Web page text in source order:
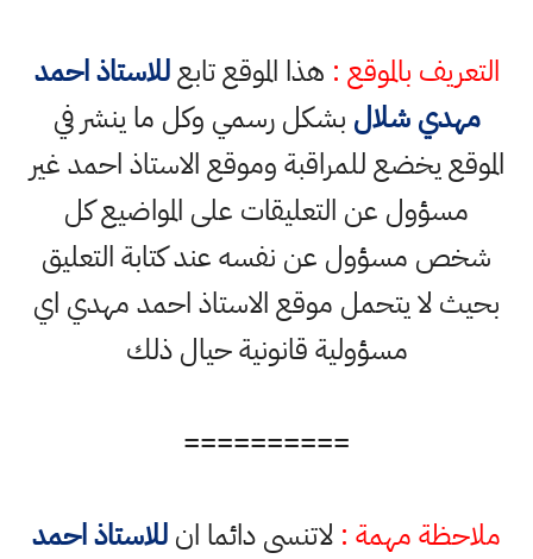
التعريف بالموقع : هذا الموقع تابعللاستاذ احمد
مهدي شلال بشكل رسمي وكل ما ينشر في
الموقع يخضع للمراقبة وموقع الاستاذ احمد غير
مسؤول عن التعليقات على المواضيع كل
شخص مسؤول عن نفسه عند كتابة التعليق
بحيث لا يتحمل موقع الاستاذ احمد مهدي اي
مسؤولية قانونية حيال ذلك
==========
ملاحظة مهمة : لاتنسى دائما انللاستاذ احمد